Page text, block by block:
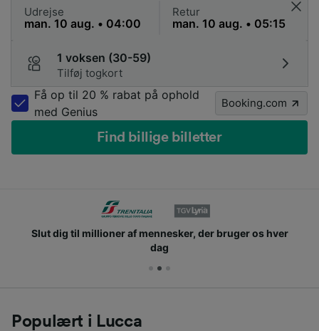
Udrejse Retur
1 voksen (30-59)
Tilføj togkort
Få op til 20 % rabat på ophold
med Genius
Booking.com
Find billige billetter
Slut dig til millioner af mennesker, der bruger os hver
dag
Populært i Lucca